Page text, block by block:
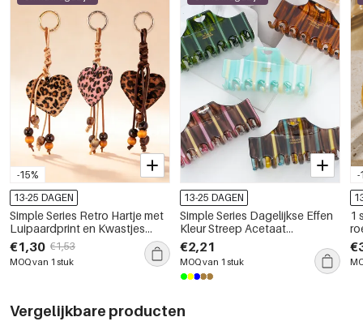
-15%
13-25 DAGEN
Simple Series Retro Hartje met
Luipaardprint en Kwastjes
Polyester Tashangers
€1,30 €1,53
MOQ van 1 stuk
13-25 DAGEN
Simple Series Dagelijkse Effen
Kleur Streep Acetaat
Haarklemmen
€2,21
MOQ van 1 stuk
-
1
Vergelijkbare producten